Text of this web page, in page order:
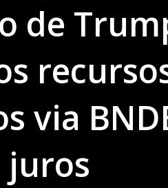
de
via
juros